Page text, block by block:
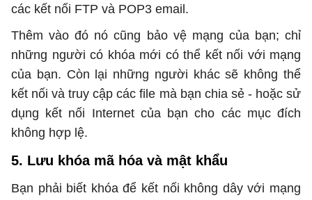
các kết nối FTP và POP3 email.
Thêm vào đó nó cũng bảo vệ mạng của bạn; chỉ
những người có khóa mới có thể kết nối với mạng
của bạn. Còn lại những người khác sẽ không thể
kết nối và truy cập các file mà bạn chia sẻ - hoặc sử
dụng kết nối Internet của bạn cho các mục đích
không hợp lệ.
5. Lưu khóa mã hóa và mật khẩu
Bạn phải biết khóa để kết nối không dây với mạng